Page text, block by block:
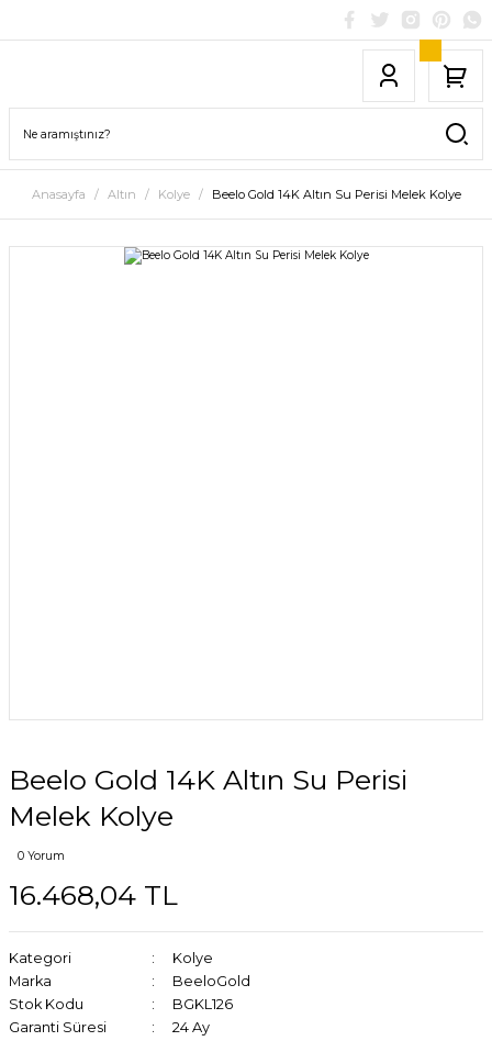
Anasayfa Altın Kolye Beelo Gold 14K Altın Su Perisi Melek Kolye
Beelo Gold 14K Altın Su Perisi
Melek Kolye
0 Yorum
16.468,04 TL
Kategori
Kolye
Marka
BeeloGold
Stok Kodu
BGKL126
Garanti Süresi
24 Ay